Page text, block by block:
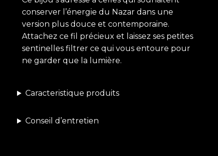
conserver l’énergie du Nazar dans une
version plus douce et contemporaine.
Attachez ce fil précieux et laissez ses petites
sentinelles filtrer ce qui vous entoure pour
ne garder que la lumière.
Caracteristique produits
Conseil d’entretien